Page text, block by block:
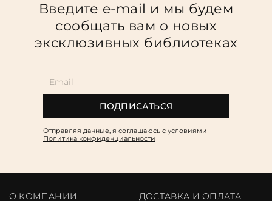
Введите e-mail и мы будем
сообщать вам о новых
эксклюзивных библиотеках
ПОДПИСАТЬСЯ
Отправляя данные, я соглашаюсь c условиями
Политика конфиденциальности
О КОМПАНИИ ДОСТАВКА И ОПЛАТА